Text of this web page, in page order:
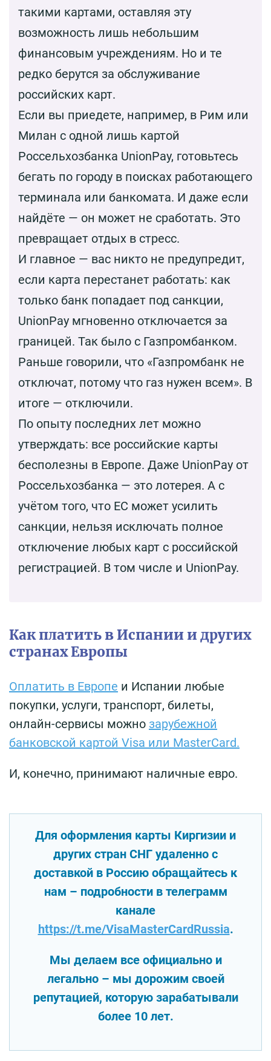
такими картами, оставляя эту
возможность лишь небольшим
финансовым учреждениям. Но и те
редко берутся за обслуживание
российских карт.
Если вы приедете, например, в Рим или
Милан с одной лишь картой
Россельхозбанка UnionPay, готовьтесь
бегать по городу в поисках работающего
терминала или банкомата. И даже если
найдёте — он может не сработать. Это
превращает отдых в стресс.
И главное — вас никто не предупредит,
если карта перестанет работать: как
только банк попадает под санкции,
UnionPay мгновенно отключается за
границей. Так было с Газпромбанком.
Раньше говорили, что «Газпромбанк не
отключат, потому что газ нужен всем». В
итоге — отключили.
По опыту последних лет можно
утверждать: все российские карты
бесполезны в Европе. Даже UnionPay от
Россельхозбанка — это лотерея. А с
учётом того, что ЕС может усилить
санкции, нельзя исключать полное
отключение любых карт с российской
регистрацией. В том числе и UnionPay.
Как платить в Испании и других
странах Европы
Оплатить в Европе и Испании любые
покупки, услуги, транспорт, билеты,
онлайн-сервисы можно зарубежной
банковской картой Visa или MasterCard.
И, конечно, принимают наличные евро.
Для оформления карты Киргизии и
других стран СНГ удаленно с
доставкой в Россию обращайтесь к
нам – подробности в телеграмм
канале
https://t.me/VisaMasterCardRussia.
Мы делаем все официально и
легально – мы дорожим своей
репутацией, которую зарабатывали
более 10 лет.